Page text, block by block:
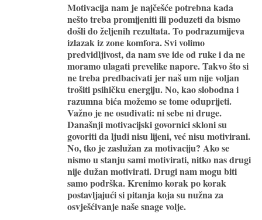
Motivacija nam je najčešće potrebna kada
nešto treba promijeniti ili poduzeti da bismo
došli do željenih rezultata. To podrazumijeva
izlazak iz zone komfora. Svi volimo
predvidljivost, da nam sve ide od ruke i da ne
moramo ulagati prevelike napore. Takvo što si
ne treba predbacivati jer naš um nije voljan
trošiti psihičku energiju. No, kao slobodna i
razumna bića možemo se tome oduprijeti.
Važno je ne osuđivati: ni sebe ni druge.
Današnji motivacijski govornici skloni su
govoriti da ljudi nisu lijeni, već nisu motivirani.
No, tko je zaslužan za motivaciju? Ako se
nismo u stanju sami motivirati, nitko nas drugi
nije dužan motivirati. Drugi nam mogu biti
samo podrška. Krenimo korak po korak
postavljajući si pitanja koja su nužna za
osvješćivanje naše snage volje.